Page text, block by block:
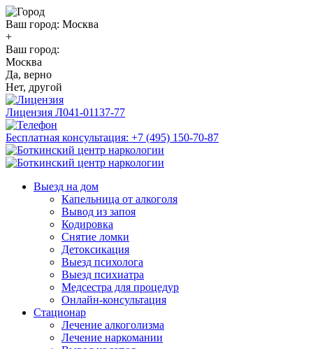
Ваш город: Москва
+
Ваш город:
Москва
Да, верно
Нет, другой
Лицензия Л041-01137-77
Бесплатная консультация: +7 (495) 150-70-87
Выезд на дом
Капельница от алкоголя
Вывод из запоя
Кодировка
Снятие ломки
Детоксикация
Выезд психолога
Выезд психиатра
Медсестра для процедур
Онлайн-консультация
Стационар
Лечение алкоголизма
Лечение наркомании